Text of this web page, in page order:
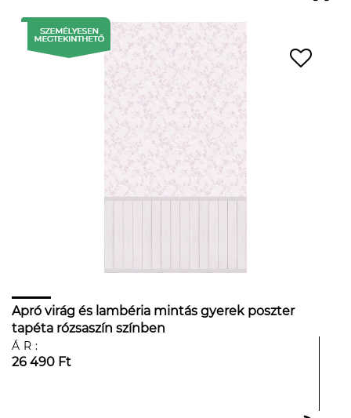
Apró virág és lambéria mintás gyerek poszter
tapéta rózsaszín színben
ÁR:
26 490 Ft